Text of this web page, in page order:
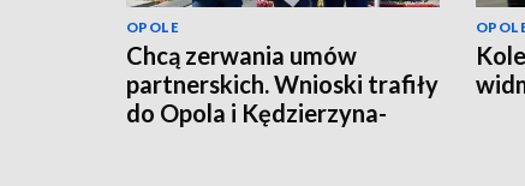
OPOLE
Chcą zerwania umów
partnerskich. Wnioski trafiły
do Opola i Kędzierzyna-